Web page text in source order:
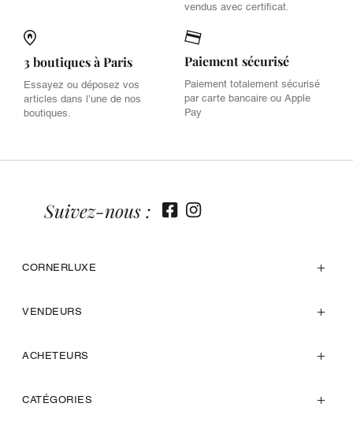
vendus avec certificat.
3 boutiques à Paris
Essayez ou déposez vos
articles dans l’une de nos
boutiques.
Paiement sécurisé
Paiement totalement sécurisé
par carte bancaire ou Apple
Pay
CORNERLUXE
VENDEURS
ACHETEURS
CATÉGORIES
Suivez-nous :